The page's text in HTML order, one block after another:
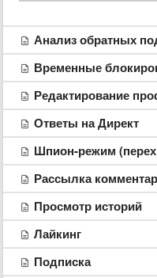
Анализ обратных
Временные
Редактирование
Ответы на Директ
Шпион-режим
Рассылка
Просмотр историй
Лайкинг
Подписка